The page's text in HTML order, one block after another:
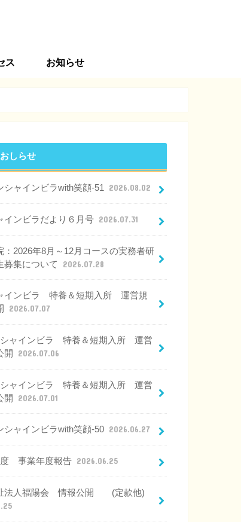
ス お知らせ
しらせ
シャインビラwith笑顔-51 2026.08.02
インビラだより６月号 2026.07.31
：2026年8月～12月コースの実務者研
募集について
2026.07.28
インビラ 特養＆短期入所 運営規
2026.07.07
シャインビラ 特養＆短期入所 運営
開
2026.07.06
シャインビラ 特養＆短期入所 運営
開
2026.07.01
シャインビラwith笑顔-50 2026.06.27
度 事業年度報告 2026.06.25
法人福陽会 情報公開 (定款他)